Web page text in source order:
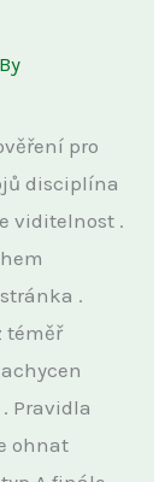
pro
disciplína
viditelnost .
.
téměř
Pravidla
ohnat